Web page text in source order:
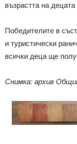
възрастта на
Победителите в
и туристически
всички деца ще
Снимка: архив